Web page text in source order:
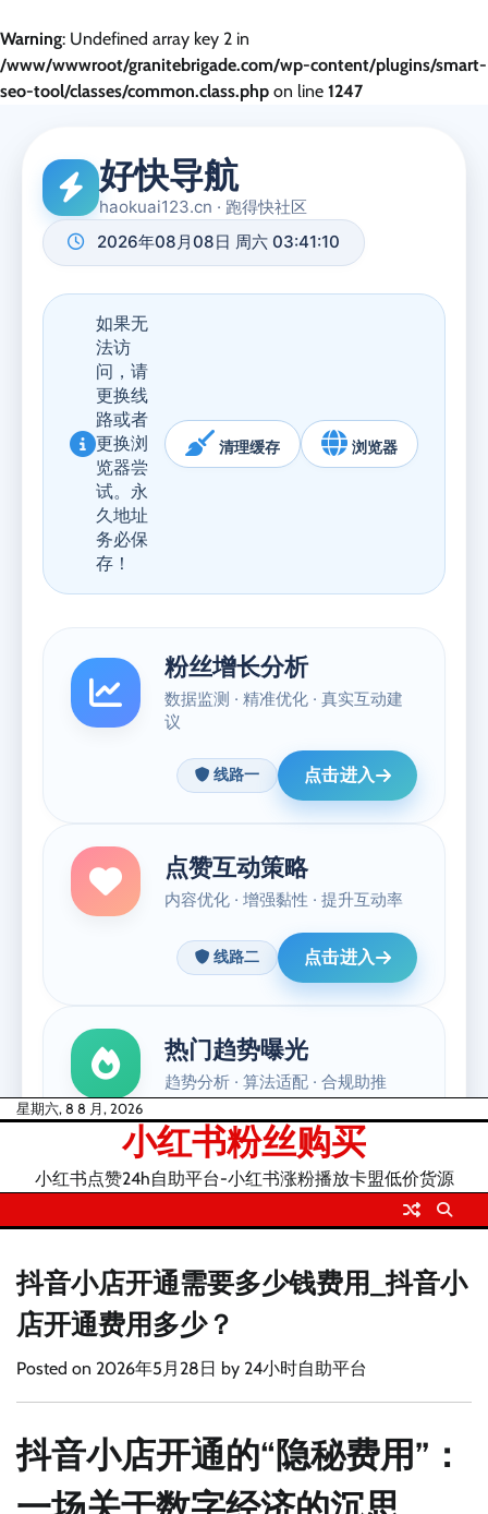
Warning: Undefined array key 2 in
/www/wwwroot/granitebrigade.com/wp-content/plugins/smart-
seo-tool/classes/common.class.php on line 1247
Skip星期六, 8 8 月, 2026
小红书粉丝购买
小红书点赞24h自助平台-小红书涨粉播放卡盟低价货源
抖音小店开通需要多少钱费用_抖音小
店开通费用多少？
Posted on 2026年5月28日 by 24小时自助平台
抖音小店开通的“隐秘费用”：